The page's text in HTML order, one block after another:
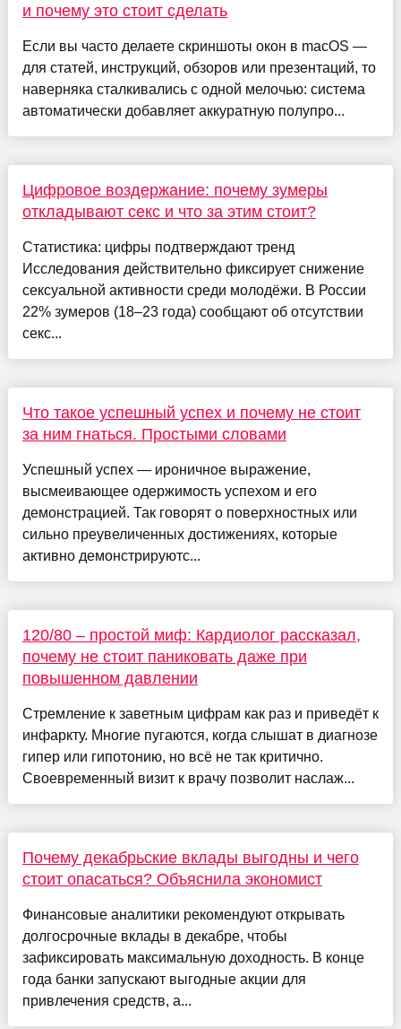
и почему это стоит сделать
Если вы часто делаете скриншоты окон в macOS —
для статей, инструкций, обзоров или презентаций, то
наверняка сталкивались с одной мелочью: система
автоматически добавляет аккуратную полупро...
Цифровое воздержание: почему зумеры
откладывают секс и что за этим стоит?
Статистика: цифры подтверждают тренд
Исследования действительно фиксирует снижение
сексуальной активности среди молодёжи. В России
22% зумеров (18–23 года) сообщают об отсутствии
секс...
Что такое успешный успех и почему не стоит
за ним гнаться. Простыми словами
Успешный успех — ироничное выражение,
высмеивающее одержимость успехом и его
демонстрацией. Так говорят о поверхностных или
сильно преувеличенных достижениях, которые
активно демонстрируютс...
120/80 – простой миф: Кардиолог рассказал,
почему не стоит паниковать даже при
повышенном давлении
Стремление к заветным цифрам как раз и приведёт к
инфаркту. Многие пугаются, когда слышат в диагнозе
гипер или гипотонию, но всё не так критично.
Своевременный визит к врачу позволит наслаж...
Почему декабрьские вклады выгодны и чего
стоит опасаться? Объяснила экономист
Финансовые аналитики рекомендуют открывать
долгосрочные вклады в декабре, чтобы
зафиксировать максимальную доходность. В конце
года банки запускают выгодные акции для
привлечения средств, а...